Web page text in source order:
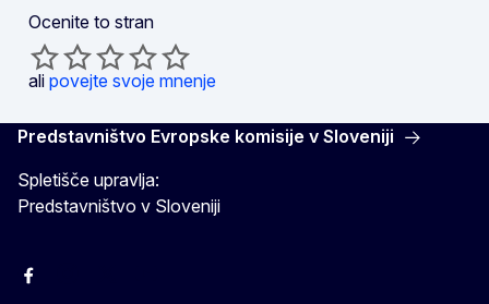
Ocenite to stran
ali povejte svoje mnenje
Predstavništvo Evropske komisije v Sloveniji
Spletišče upravlja:
Predstavništvo v Sloveniji
Facebook